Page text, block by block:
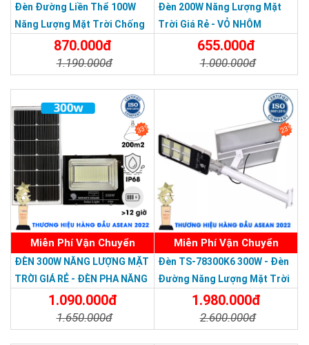
An toàn với người sử dụng:Đèn năng lượng mặt trời sử dụng
Thương hiệu dẫn đầu Việt Nam 2023
Đèn Đường Liền Thể 100W
Năng Lượng Mặt Trời Chống
Nước Giá Rẻ870.000đ
1.190.000đ
Đèn 200W Năng Lượng Mặt
Trời Giá Rẻ - VỎ NHÔM
655.000đ
1.000.000đ
33%
Miễn Phí Vận Chuyển
ĐÈN 300W NĂNG LƯỢNG MẶT
TRỜI GIÁ RẺ - ĐÈN PHA NĂNG
LƯỢNG MẶT TRỜI 300W MẪU
1.090.000đ
1.650.000đ
23%
Miễn Phí Vận Chuyển
Đèn TS-78300K6 300W - Đèn
Đường Năng Lượng Mặt Trời
300W TS-78300K6 - Solar
Light 300W
1.980.000đ
2.600.000đ